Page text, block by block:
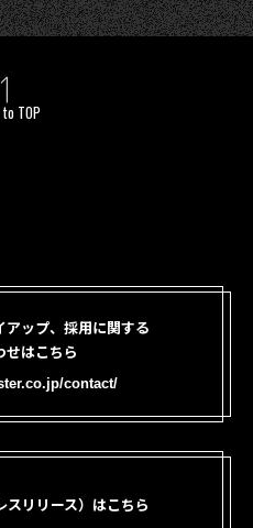
to TOP
アップ、採用に関する
せはこちら
contact/
スリリース）はこちら